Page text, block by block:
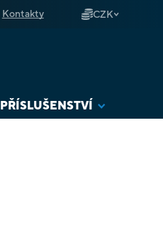
Kontakty CZK
PŘÍSLUŠENSTVÍ